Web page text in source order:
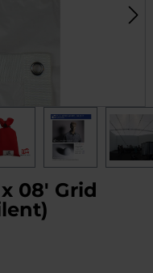
08' Grid